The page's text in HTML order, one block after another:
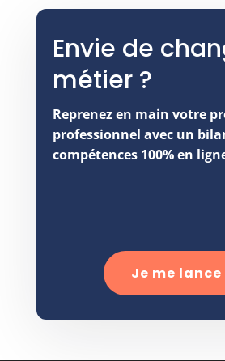
Envie de
métier ?
Reprenez en main votre
professionnel avec un
compétences 100% en
Je me lance